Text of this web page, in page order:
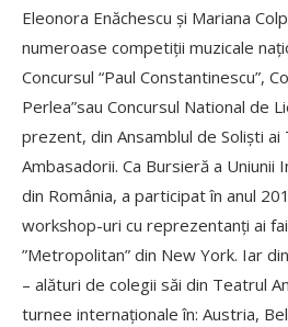
Eleonora Enăchescu și Mariana
numeroase competiții muzicale
Concursul “Paul Constantinescu”,
Perlea”sau Concursul National de
prezent, din Ansamblul de Soliști ai
Ambasadorii. Ca Bursieră a Uniunii
din România, a participat în anul
workshop-uri cu reprezentanți ai
”Metropolitan” din New York. Iar
– alături de colegii săi din Teatrul
turnee internaționale în: Austria,